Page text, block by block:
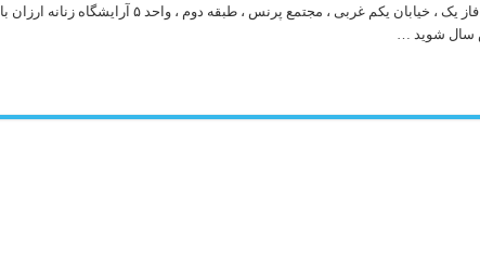
۰۲۱-۶۵۵۲۴۵۸۶ آدرس : اندیشه ، فاز یک ، خیابان یکم غربی ، مجتمع پرنس ، طبقه دوم ، واحد ۵ آرایشگاه زنانه ارزان با
سال شوید …